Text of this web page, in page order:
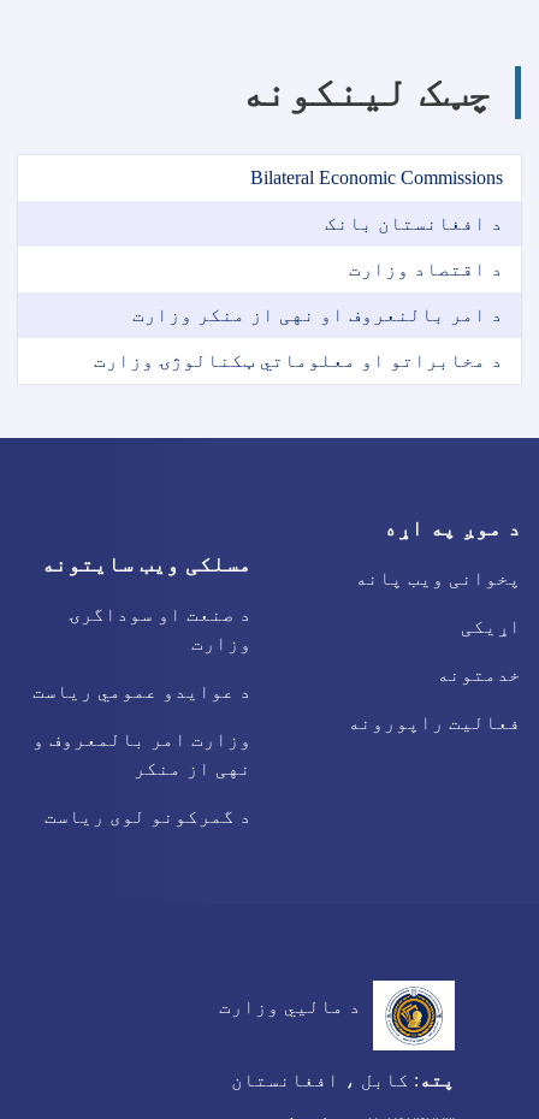
چټک لینکونه
Bilateral Economic Commissions
د افغانستان بانک
د اقتصاد وزارت
د امر بالنعروف او نهی از منکر وزارت
د مخابراتو او معلوماتي ټکنالوژۍ وزارت
د موږ په اړه
پخوانی ویب پانه
اړیکی
خدمتونه
فعالیت راپورونه
مسلکی ویب سایتونه
د صنعت او سوداگرۍ
وزارت
د عوایدو عمومي ریاست
وزارت امر بالمعروف و
نهی از منکر
د گمرکونو لوی ریاست
د مالیي وزارت
پته : کابل ، افغانستان